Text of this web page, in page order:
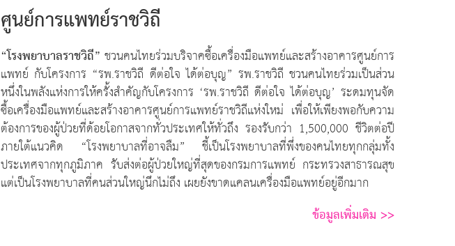
ศูนย์การแพทย์ราชวิถี
“โรงพยาบาลราชวิถี” ชวนคนไทยร่วมบริจาคซื้อเครื่องมือแพทย์และสร้างอาคารศูนย์การ
แพทย์ กับโครงการ “รพ.ราชวิถี ดีต่อใจ ได้ต่อบุญ” รพ.ราชวิถี ชวนคนไทยร่วมเป็นส่วน
หนึ่งในพลังแห่งการให้ครั้งสำคัญกับโครงการ ‘รพ.ราชวิถี ดีต่อใจ ได้ต่อบุญ’ ระดมทุนจัด
ซื้อเครื่องมือแพทย์และสร้างอาคารศูนย์การแพทย์ราชวิถีแห่งใหม่ เพื่อให้เพียงพอกับความ
ต้องการของผู้ป่วยที่ด้อยโอกาสจากทั่วประเทศให้ทั่วถึง รองรับกว่า 1,500,000 ชีวิตต่อปี
ภายใต้แนวคิด “โรงพยาบาลที่อาจลืม” ชี้เป็นโรงพยาบาลที่พึ่งของคนไทยทุกกลุ่มทั้ง
ประเทศจากทุกภูมิภาค รับส่งต่อผู้ป่วยใหญ่ที่สุดของกรมการแพทย์ กระทรวงสาธารณสุข
แต่เป็นโรงพยาบาลที่คนส่วนใหญ่นึกไม่ถึง เผยยังขาดแคลนเครื่องมือแพทย์อยู่อีกมาก
ข้อมูลเพิ่มเติม >>